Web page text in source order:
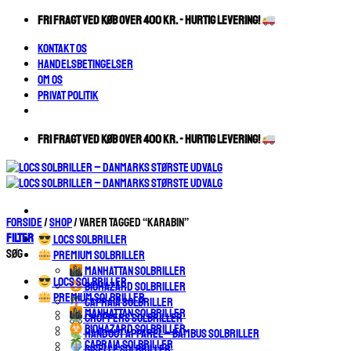
Fortsæt
indhold
FRI FRAGT VED KØB OVER 400 KR. - HURTIG LEVERING!
Kontakt os
Handelsbetingelser
Om os
Privat Politik
FRI FRAGT VED KØB OVER 400 KR. - HURTIG LEVERING!
LOCS SOLBRILLER
PREMIUM SOLBRILLER
MANHATTAN SOLBRILLER
BIOHAZARD SOLBRILLER
CAPRAIA SOLBRILLER
CHOPPERS SOLBRILLER
HANDOUT APPAREL – BAMBUS SOLBRILLER
Forside/Shop/Varer tagged “karabin”
Filter
Søg
LOCS SOLBRILLER
PREMIUM SOLBRILLER
MANHATTAN SOLBRILLER
BIOHAZARD SOLBRILLER
CAPRAIA SOLBRILLER